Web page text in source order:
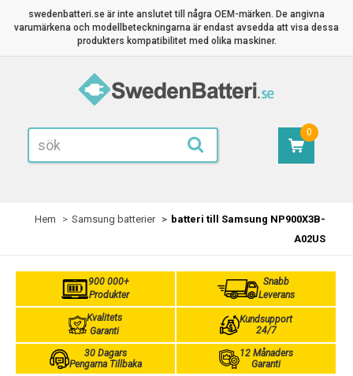
swedenbatteri.se är inte anslutet till några OEM-märken. De angivna
varumärkena och modellbeteckningarna är endast avsedda att visa dessa
produkters kompatibilitet med olika maskiner.
0
Hem Samsung batterier
batteri till Samsung NP900X3B-
A02US
900 000+
Produkter
Snabb
Leverans
Kvalitets
Garanti
Kundsupport
24/7
30 Dagars
Pengarna Tillbaka
12 Månaders
Garanti